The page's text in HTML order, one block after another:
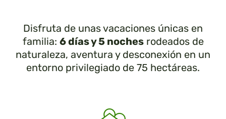
Disfruta de unas vacaciones únicas en
familia: 6 días y 5 nochesrodeados de
naturaleza, aventura y desconexión en un
entorno privilegiado de 75 hectáreas.